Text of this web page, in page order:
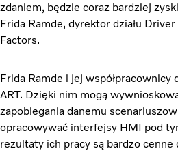
zdaniem, będzie coraz bardziej
Frida Ramde, dyrektor działu
Factors.
Frida Ramde i jej współpracownicy
ART. Dzięki nim mogą
zapobiegania danemu
opracowywać interfejsy HMI pod
rezultaty ich pracy są bardzo cenne